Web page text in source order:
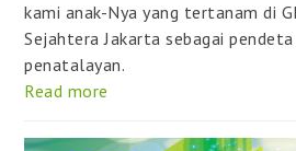
kami anak-Nya yang tertanam di
Sejahtera Jakarta sebagai
penatalayan.
Read more